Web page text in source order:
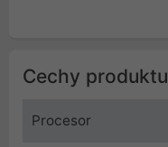
Cechy produktu
Procesor